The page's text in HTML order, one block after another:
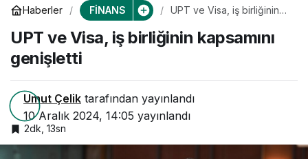
Haberler FİNANS
UPT ve Visa, iş birliğinin
UPT ve Visa, iş birliğinin kapsamını
genişletti
Umut Çelik tarafından yayınlandı
10 Aralık 2024, 14:05 yayınlandı
2dk, 13sn